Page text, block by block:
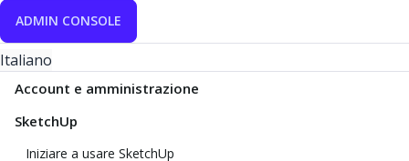
ADMIN CONSOLE
Italiano
Account e amministrazione
SketchUp
Iniziare a usare SketchUp